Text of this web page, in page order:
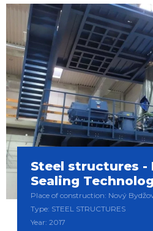
Steel structures -
Sealing
Place of construction: Nový
Type: STEEL STRUCTURES
Year: 2017